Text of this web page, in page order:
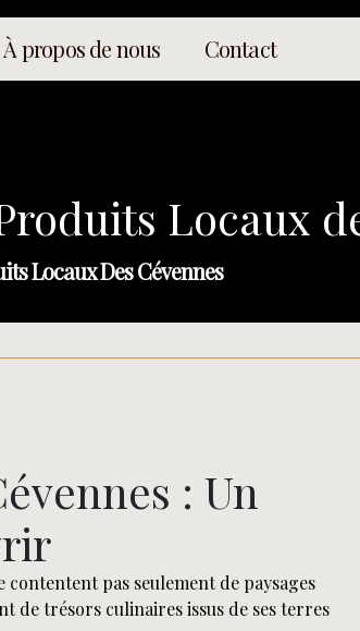
À propos de nous Contact
Locaux
Locaux Des Cévennes
: Un
contentent pas seulement de paysages
de trésors culinaires issus de ses terres